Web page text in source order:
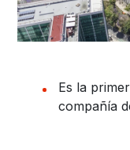
Es la
compañía